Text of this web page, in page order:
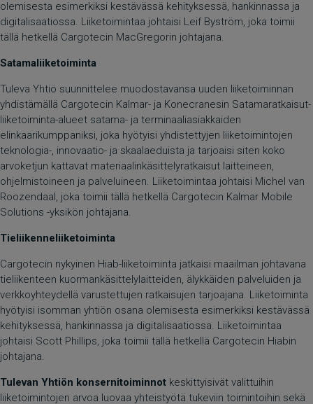
olemisesta esimerkiksi kestävässä kehityksessä, hankinnassa ja
digitalisaatiossa. Liiketoimintaa johtaisi Leif Byström, joka toimii
tällä hetkellä Cargotecin MacGregorin johtajana.
Satamaliiketoiminta
Tuleva Yhtiö suunnittelee muodostavansa uuden liiketoiminnan
yhdistämällä Cargotecin Kalmar- ja Konecranesin Satamaratkaisut-
liiketoiminta-alueet satama- ja terminaaliasiakkaiden
elinkaarikumppaniksi, joka hyötyisi yhdistettyjen liiketoimintojen
teknologia-, innovaatio- ja skaalaeduista ja tarjoaisi siten koko
arvoketjun kattavat materiaalinkäsittelyratkaisut laitteineen,
ohjelmistoineen ja palveluineen. Liiketoimintaa johtaisi Michel van
Roozendaal, joka toimii tällä hetkellä Cargotecin Kalmar Mobile
Solutions -yksikön johtajana.
Tieliikenneliiketoiminta
Cargotecin nykyinen Hiab-liiketoiminta jatkaisi maailman johtavana
tieliikenteen kuormankäsittelylaitteiden, älykkäiden palveluiden ja
verkkoyhteydellä varustettujen ratkaisujen tarjoajana. Liiketoiminta
hyötyisi isomman yhtiön osana olemisesta esimerkiksi kestävässä
kehityksessä, hankinnassa ja digitalisaatiossa. Liiketoimintaa
johtaisi Scott Phillips, joka toimii tällä hetkellä Cargotecin Hiabin
johtajana.
Tulevan Yhtiön konsernitoiminnot keskittyisivät valittuihin
liiketoimintojen arvoa luovaa yhteistyötä tukeviin toimintoihin sekä